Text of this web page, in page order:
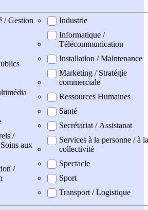
/ Gestion
/
aux
/
Industrie
Informatique /
Télécommunication
Installation / Maintenance
Marketing / Stratégie
commerciale
Ressources Humaines
Santé
Secrétariat / Assistanat
Services à la personne / à la
collectivité
Spectacle
Sport
Transport / Logistique